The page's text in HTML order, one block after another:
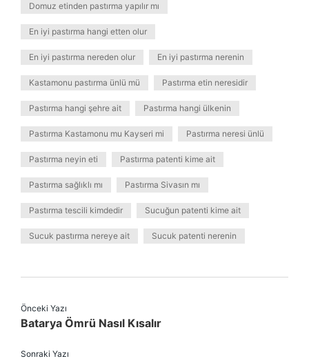
Domuz etinden pastırma yapılır mı
En iyi pastırma hangi etten olur
En iyi pastırma nereden olur En iyi pastırma nerenin
Kastamonu pastırma ünlü mü Pastırma etin neresidir
Pastırma hangi şehre ait Pastırma hangi ülkenin
Pastırma Kastamonu mu Kayseri mi Pastırma neresi ünlü
Pastırma neyin eti Pastırma patenti kime ait
Pastırma sağlıklı mı Pastırma Sivasın mı
Pastırma tescili kimdedir Sucuğun patenti kime ait
Sucuk pastırma nereye ait Sucuk patenti nerenin
Önceki Yazı
Batarya Ömrü Nasıl Kısalır
Sonraki Yazı